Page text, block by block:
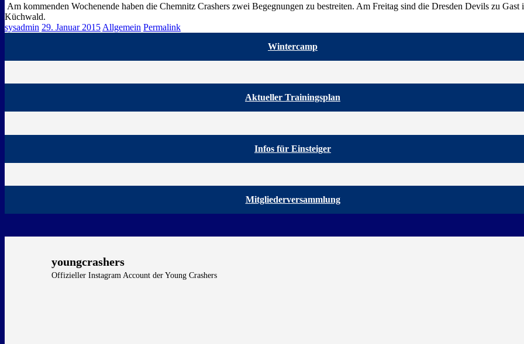
Am kommenden Wochenende haben die Chemnitz Crashers zwei Begegnungen zu bestreiten. Am Freitag sind die Dresden Devils zu Gast
Küchwald.
sysadmin 29. Januar 2015 Allgemein Permalink
Wintercamp
Aktueller Trainingsplan
Infos für Einsteiger
Mitgliederversammlung
youngcrashers
Offizieller Instagram Account der Young Crashers